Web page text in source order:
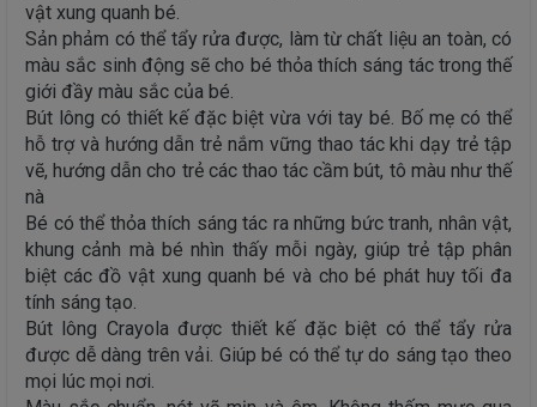
vật xung quanh bé.
Sản phảm có thể tẩy rửa được, làm từ chất liệu an toàn, có
màu sắc sinh động sẽ cho bé thỏa thích sáng tác trong thế
giới đầy màu sắc của bé.
Bút lông có thiết kế đặc biệt vừa với tay bé. Bố mẹ có thể
hỗ trợ và hướng dẫn trẻ nắm vững thao tác khi dạy trẻ tập
vẽ, hướng dẫn cho trẻ các thao tác cầm bút, tô màu như thế
nà
Bé có thể thỏa thích sáng tác ra những bức tranh, nhân vật,
khung cảnh mà bé nhìn thấy mỗi ngày, giúp trẻ tập phân
biệt các đồ vật xung quanh bé và cho bé phát huy tối đa
tính sáng tạo.
Bút lông Crayola được thiết kế đặc biệt có thể tẩy rửa
được dễ dàng trên vải. Giúp bé có thể tự do sáng tạo theo
mọi lúc mọi nơi.